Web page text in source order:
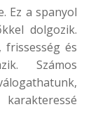
Ez a spanyol
dolgozik.
frissesség és
Számos